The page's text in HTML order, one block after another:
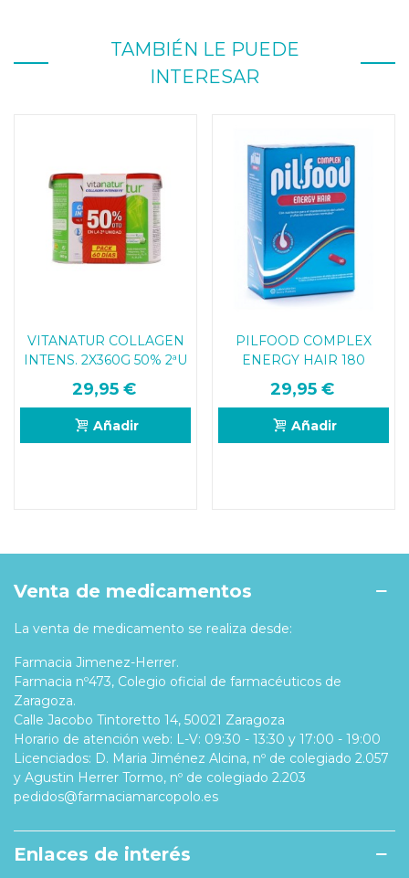
TAMBIÉN LE PUEDE
INTERESAR
VITANATUR COLLAGEN
INTENS. 2X360G 50% 2ªU
29,95 €
Añadir
PILFOOD COMPLEX
ENERGY HAIR 180
COMPRIMIDOS
29,95 €
Añadir
Venta de medicamentos
La venta de medicamento se realiza desde:
Farmacia Jimenez-Herrer.
Farmacia nº473, Colegio oficial de farmacéuticos de
Zaragoza.
Calle Jacobo Tintoretto 14, 50021 Zaragoza
Horario de atención web: L-V: 09:30 - 13:30 y 17:00 - 19:00
Licenciados: D. Maria Jiménez Alcina, nº de colegiado 2.057
y Agustin Herrer Tormo, nº de colegiado 2.203
pedidos@farmaciamarcopolo.es
Enlaces de interés